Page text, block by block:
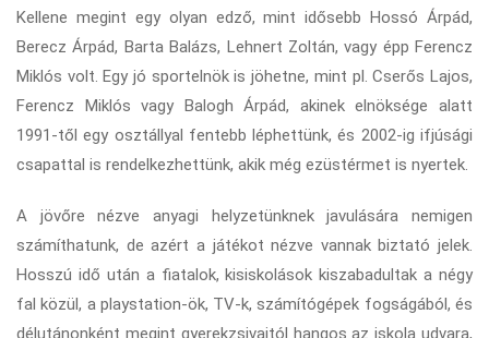
Kellene megint egy olyan edző, mint idősebb Hossó Árpád,
Berecz Árpád, Barta Balázs, Lehnert Zoltán, vagy épp Ferencz
Miklós volt. Egy jó sportelnök is jöhetne, mint pl. Cserős Lajos,
Ferencz Miklós vagy Balogh Árpád, akinek elnöksége alatt
1991-től egy osztállyal fentebb léphettünk, és 2002-ig ifjúsági
csapattal is rendelkezhettünk, akik még ezüstérmet is nyertek.
A jövőre nézve anyagi helyzetünknek javulására nemigen
számíthatunk, de azért a játékot nézve vannak biztató jelek.
Hosszú idő után a fiatalok, kisiskolások kiszabadultak a négy
fal közül, a playstation-ök, TV-k, számítógépek fogságából, és
délutánonként megint gyerekzsivajtól hangos az iskola udvara,